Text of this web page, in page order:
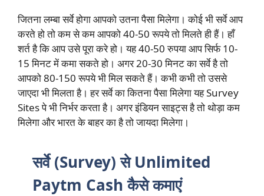
जितना लम्बा सर्वे होगा आपको उतना पैसा मिलेगा। कोई भी सर्वे आप
करते हो तो कम से कम आपको 40-50 रूपये तो मिलते ही हैं। हाँ
शर्त है कि आप उसे पूरा करे हो। यह 40-50 रुपया आप सिर्फ 10-
15 मिनट में कमा सकते हो। अगर 20-30 मिनट का सर्वे है तो
आपको 80-150 रूपये भी मिल सकते हैं। कभी कभी तो उससे
जाएदा भी मिलता है। हर सर्वे का कितना पैसा मिलेगा यह Survey
Sites पे भी निर्भर करता है। अगर इंडियन साइट्स है तो थोड़ा कम
मिलेगा और भारत के बाहर का है तो जायदा मिलेगा।
सर्वे (Survey) से Unlimited
Paytm Cash कैसे कमाएं